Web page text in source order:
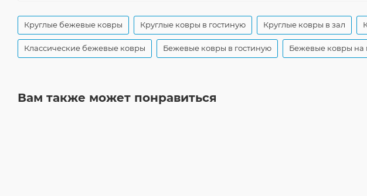
Круглые бежевые ковры Круглые ковры в гостиную Круглые ковры в зал
Классические бежевые ковры Бежевые ковры в гостиную Бежевые ковры на
Вам также может понравиться